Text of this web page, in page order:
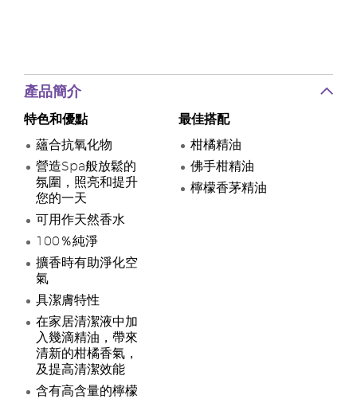
產品簡介
特色和優點
蘊合抗氧化物
營造Spa般放鬆的
氛圍，照亮和提升
您的一天
可用作天然香水
100％純淨
擴香時有助淨化空
氣
具潔膚特性
在家居清潔液中加
入幾滴精油，帶來
清新的柑橘香氣，
及提高清潔效能
含有高含量的檸檬
最佳搭配
柑橘精油
佛手柑精油
檸檬香茅精油